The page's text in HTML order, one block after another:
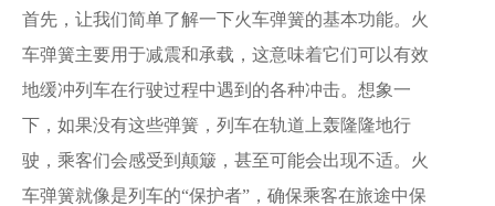
首先，让我们简单了解一下火车弹簧的基本功能。火
车弹簧主要用于减震和承载，这意味着它们可以有效
地缓冲列车在行驶过程中遇到的各种冲击。想象一
下，如果没有这些弹簧，列车在轨道上轰隆隆地行
驶，乘客们会感受到颠簸，甚至可能会出现不适。火
车弹簧就像是列车的“保护者”，确保乘客在旅途中保